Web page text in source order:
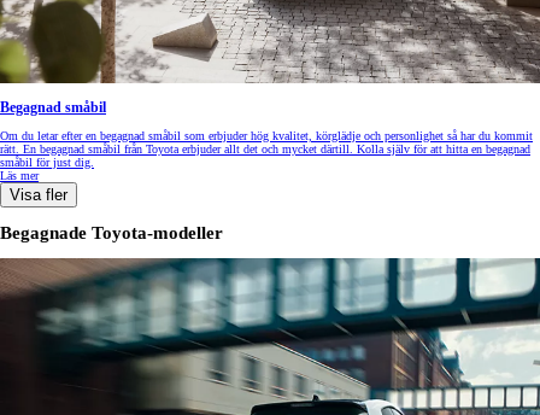
Begagnad småbil
Om du letar efter en begagnad småbil som erbjuder hög kvalitet, körglädje och personlighet så har du kommit
rätt. En begagnad småbil från Toyota erbjuder allt det och mycket därtill. Kolla själv för att hitta en begagnad
småbil för just dig.
Läs mer
Visa fler
Begagnade Toyota-modeller